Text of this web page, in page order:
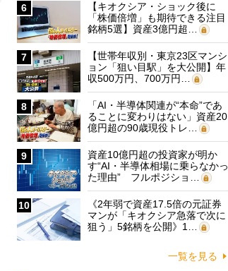
6
【キオクシア・ショック後に
「株価倍増」も期待できる注目
銘柄5選】資産3億円超…
7
【世帯年収別・東京23区マンシ
ョン「狙い目駅」を大公開】年
収500万円、700万円…
8
「AI・半導体関連が“本命”であ
ることに変わりはない」資産20
億円超の90歳現役トレ…
9
資産10億円超の投資家が明か
す“AI・半導体相場に乗らなかっ
た理由” フルポジショ…
10
《2年弱で資産17.5倍の元証券
マンが「キオクシア急落で次に
狙う」5銘柄を公開》1…
一覧を見る